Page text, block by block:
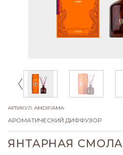
АРТИКУЛ: AMDIF/AMA
АРОМАТИЧЕСКИЙ ДИФФУЗОР
ЯНТАРНАЯ СМОЛА